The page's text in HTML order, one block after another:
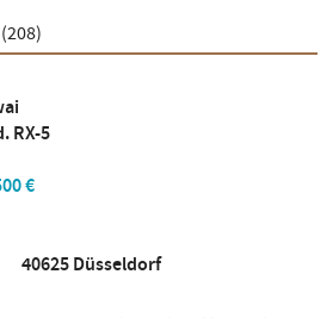
RX-5
€
Düsseldorf